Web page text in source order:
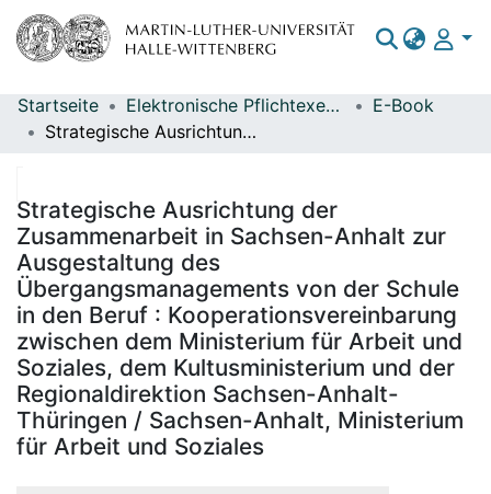
Bereiche & Sammlungen
Statistiken
Startseite Elektronische Pflichtexemplare
E-Book
Strategische Ausrichtung der Zusammenarbeit in Sachsen-Anhalt zur Ausgestaltung des Übergangsmanagements von der Schule in den Beruf : Kooperationsvereinbarung zwischen dem Ministerium für Arbeit und Soziales, dem Kultusministerium und der Regionaldirektion Sachsen-Anhalt-Thüringen / Sachsen-Anhalt, Ministerium für Arbeit und Soziales
Strategische Ausrichtung der
Zusammenarbeit in Sachsen-Anhalt zur
Ausgestaltung des
Übergangsmanagements von der Schule
in den Beruf : Kooperationsvereinbarung
zwischen dem Ministerium für Arbeit und
Soziales, dem Kultusministerium und der
Regionaldirektion Sachsen-Anhalt-
Thüringen / Sachsen-Anhalt, Ministerium
für Arbeit und Soziales